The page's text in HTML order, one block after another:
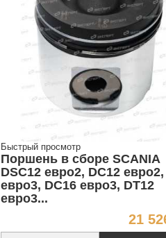
Быстрый просмотр
Поршень в сборе SCANIA
DSC12 евро2, DC12 евро2,
евро3, DC16 евро3, DT12
евро3...
21